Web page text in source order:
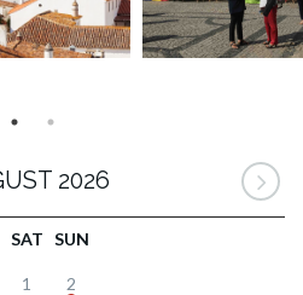
2026
SAT SUN
1 2